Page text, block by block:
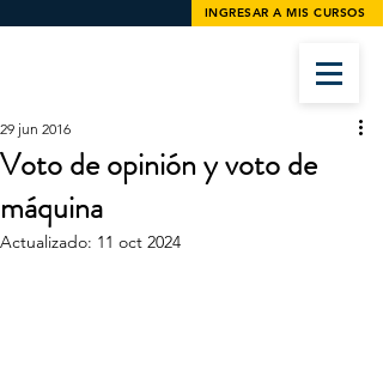
INGRESAR A MIS CURSOS
Voto de opinión y voto de
máquina
29 jun 2016
Actualizado: 11 oct 2024